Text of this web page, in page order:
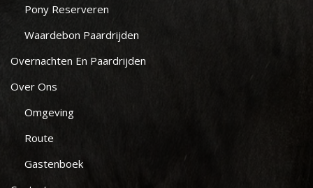
Pony Reserveren
Waardebon Paardrijden
Overnachten En Paardrijden
Over Ons
Omgeving
Route
Gastenboek